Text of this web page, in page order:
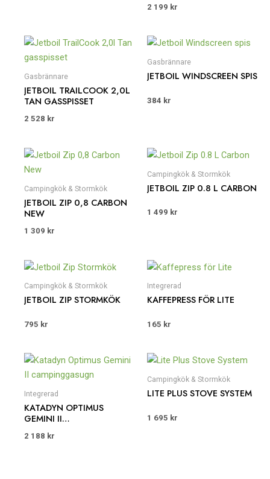
2 199 kr
Gasbrännare
JETBOIL TRAILCOOK 2,0L
TAN GASSPISSET
2 528 kr
Gasbrännare
JETBOIL WINDSCREEN SPIS
384 kr
Campingkök & Stormkök
JETBOIL ZIP 0,8 CARBON
NEW
1 309 kr
Campingkök & Stormkök
JETBOIL ZIP 0.8 L CARBON
1 499 kr
Campingkök & Stormkök
JETBOIL ZIP STORMKÖK
795 kr
Integrerad
KAFFEPRESS FÖR LITE
165 kr
Integrerad
KATADYN OPTIMUS
GEMINI II
2 188 kr
Campingkök & Stormkök
LITE PLUS STOVE SYSTEM
1 695 kr